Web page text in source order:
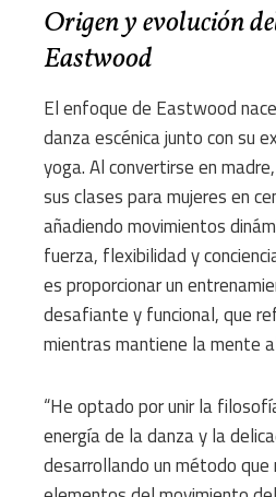
Origen y evolución
Eastwood
El enfoque de Eastwood
danza escénica junto con su
yoga. Al convertirse en
sus clases para mujeres en
añadiendo movimientos
fuerza, flexibilidad y
es proporcionar un
desafiante y funcional, que
mientras mantiene la mente
“He optado por unir la
energía de la danza y la
desarrollando un método